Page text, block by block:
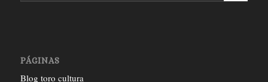
PÁGINAS
Blog toro cultura